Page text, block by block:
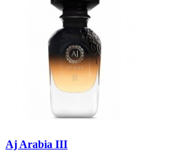
Aj Arabia III